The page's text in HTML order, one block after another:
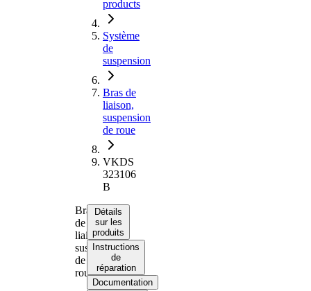
products
Système
de
suspension
Bras de
liaison,
suspension
de roue
VKDS
323106
B
Bras
de
liaison,
suspension
de
roue
Détails
sur les
produits
Instructions
de
réparation
Documentation